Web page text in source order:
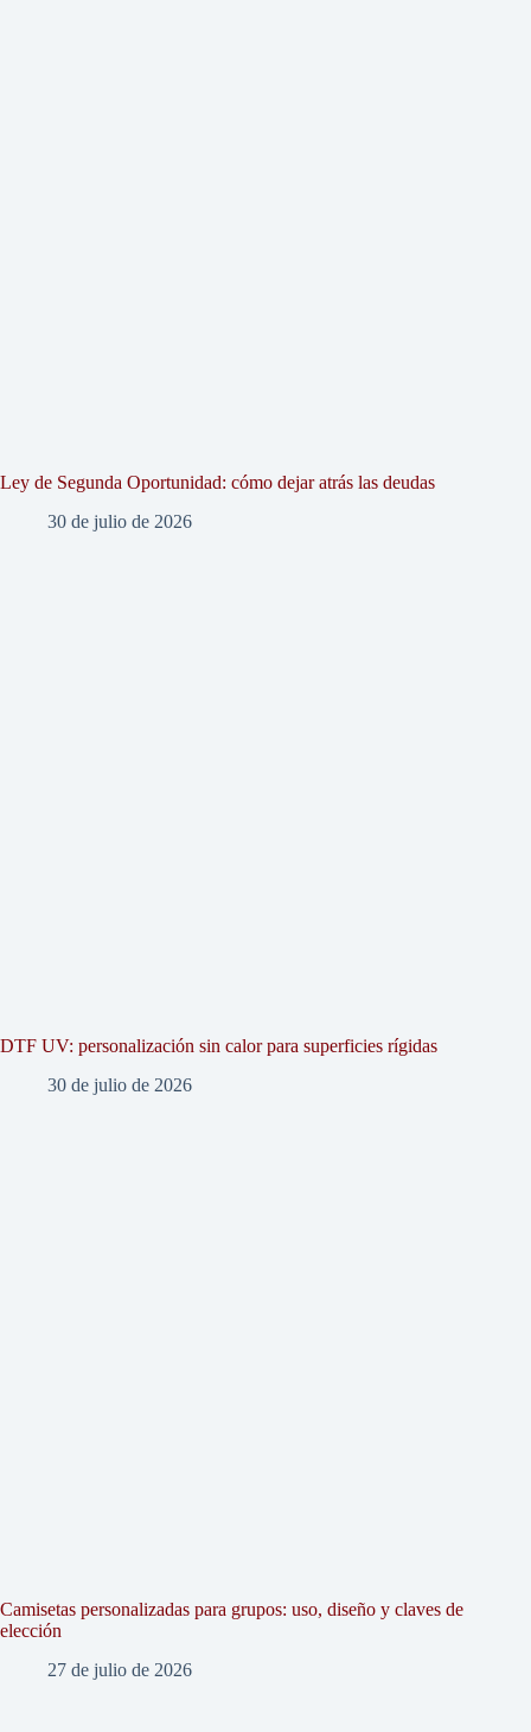
Ley de Segunda Oportunidad: cómo dejar atrás las deudas
30 de julio de 2026
DTF UV: personalización sin calor para superficies rígidas
30 de julio de 2026
Camisetas personalizadas para grupos: uso, diseño y claves de
elección
27 de julio de 2026